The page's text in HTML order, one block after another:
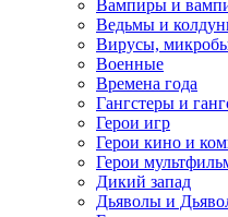
Вампиры и
Ведьмы и
Вирусы,
Военные
Времена года
Гангстеры и
Герои игр
Герои кино и
Герои
Дикий запад
Дьяволы и